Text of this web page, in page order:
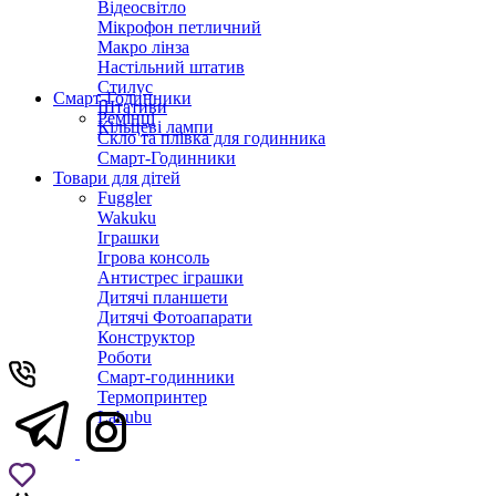
Відеосвітло
Мікрофон петличний
Макро лінза
Настільний штатив
Стилус
Штативи
Кільцеві лампи
Смарт-Годинники
Ремінці
Скло та плівка для годинника
Смарт-Годинники
Товари для дітей
Fuggler
Wakuku
Іграшки
Ігрова консоль
Антистрес іграшки
Дитячi планшети
Дитячі Фотоапарати
Конструктор
Роботи
Смарт-годинники
Термопринтер
Labubu